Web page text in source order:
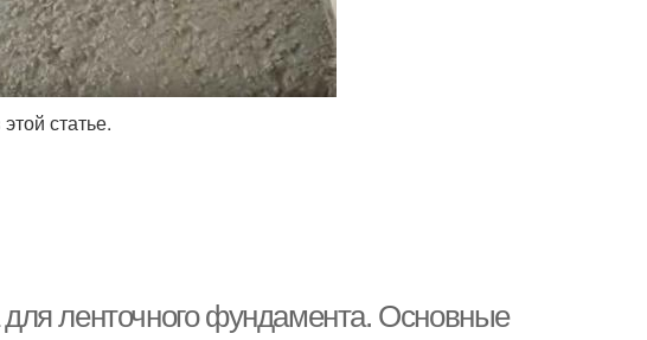
статье.
ленточного фундамента. Основные